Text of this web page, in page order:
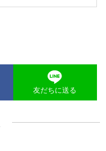
友だちに送る